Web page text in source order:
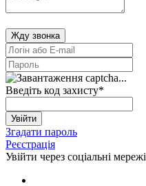
Жду звонка
Введіть код захисту*
Увійти
Згадати пароль
Реєстрація
Увійти через соціальні мережі